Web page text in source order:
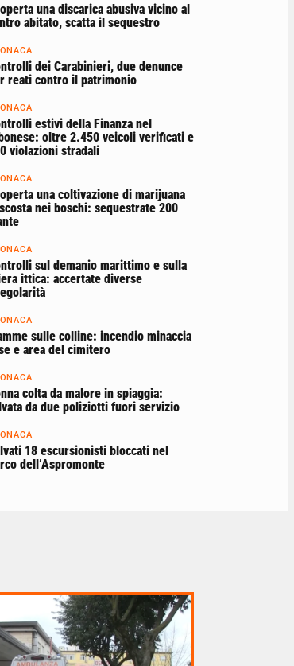
una discarica abusiva vicino al
abitato, scatta il sequestro
dei Carabinieri, due denunce
reati contro il patrimonio
estivi della Finanza nel
oltre 2.450 veicoli verificati e
violazioni stradali
una coltivazione di marijuana
nei boschi: sequestrate 200
sul demanio marittimo e sulla
ittica: accertate diverse
sulle colline: incendio minaccia
e area del cimitero
colta da malore in spiaggia:
da due poliziotti fuori servizio
18 escursionisti bloccati nel
dell’Aspromonte